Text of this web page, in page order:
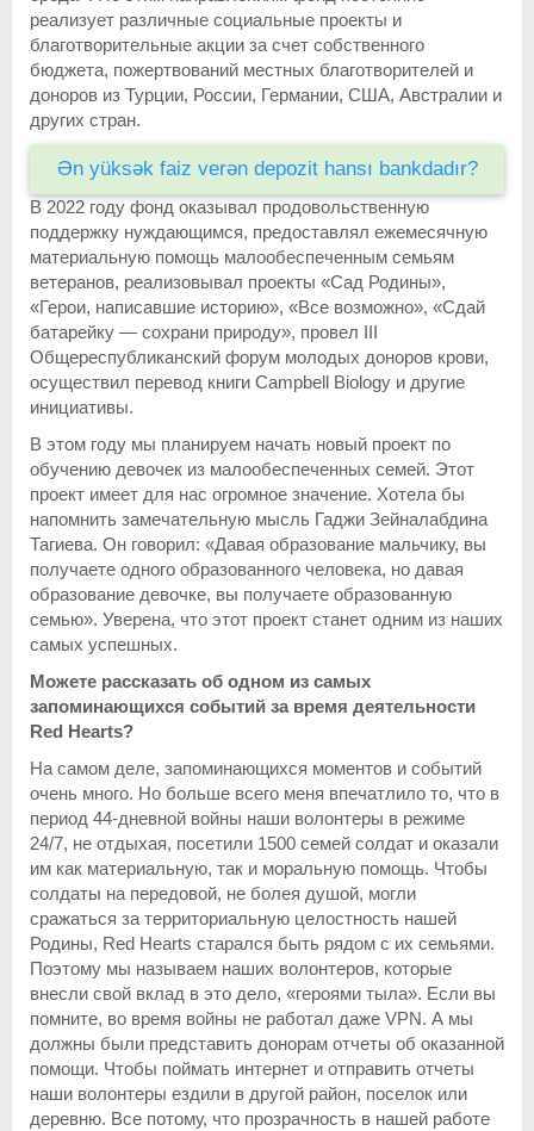
реализует различные социальные проекты и
благотворительные акции за счет собственного
бюджета, пожертвований местных благотворителей и
доноров из Турции, России, Германии, США, Австралии и
других стран.
Ən yüksək faiz verən depozit hansı bankdadır?
В 2022 году фонд оказывал продовольственную
поддержку нуждающимся, предоставлял ежемесячную
материальную помощь малообеспеченным семьям
ветеранов, реализовывал проекты «Сад Родины»,
«Герои, написавшие историю», «Все возможно», «Сдай
батарейку — сохрани природу», провел III
Общереспубликанский форум молодых доноров крови,
осуществил перевод книги Campbell Biology и другие
инициативы.
В этом году мы планируем начать новый проект по
обучению девочек из малообеспеченных семей. Этот
проект имеет для нас огромное значение. Хотела бы
напомнить замечательную мысль Гаджи Зейналабдина
Тагиева. Он говорил: «Давая образование мальчику, вы
получаете одного образованного человека, но давая
образование девочке, вы получаете образованную
семью». Уверена, что этот проект станет одним из наших
самых успешных.
Можете рассказать об одном из самых
запоминающихся событий за время деятельности
Red Hearts?
На самом деле, запоминающихся моментов и событий
очень много. Но больше всего меня впечатлило то, что в
период 44-дневной войны наши волонтеры в режиме
24/7, не отдыхая, посетили 1500 семей солдат и оказали
им как материальную, так и моральную помощь. Чтобы
солдаты на передовой, не болея душой, могли
сражаться за территориальную целостность нашей
Родины, Red Hearts старался быть рядом с их семьями.
Поэтому мы называем наших волонтеров, которые
внесли свой вклад в это дело, «героями тыла». Если вы
помните, во время войны не работал даже VPN. А мы
должны были представить донорам отчеты об оказанной
помощи. Чтобы поймать интернет и отправить отчеты
наши волонтеры ездили в другой район, поселок или
деревню. Все потому, что прозрачность в нашей работе